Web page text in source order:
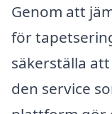
Genom att
för
säkerställa
den service